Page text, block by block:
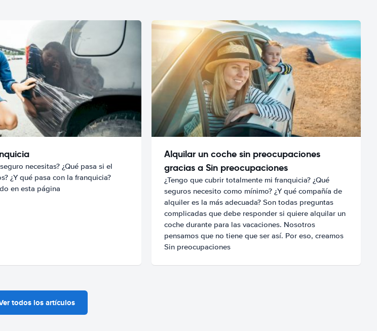
necesitas? ¿Qué pasa si el
¿Y qué pasa con la franquicia?
en esta página
Alquilar un coche sin preocupaciones
gracias a Sin preocupaciones
¿Tengo que cubrir totalmente mi franquicia? ¿Qué
seguros necesito como mínimo? ¿Y qué compañía de
alquiler es la más adecuada? Son todas preguntas
complicadas que debe responder si quiere alquilar un
coche durante para las vacaciones. Nosotros
pensamos que no tiene que ser así. Por eso, creamos
Sin preocupaciones
todos los artículos